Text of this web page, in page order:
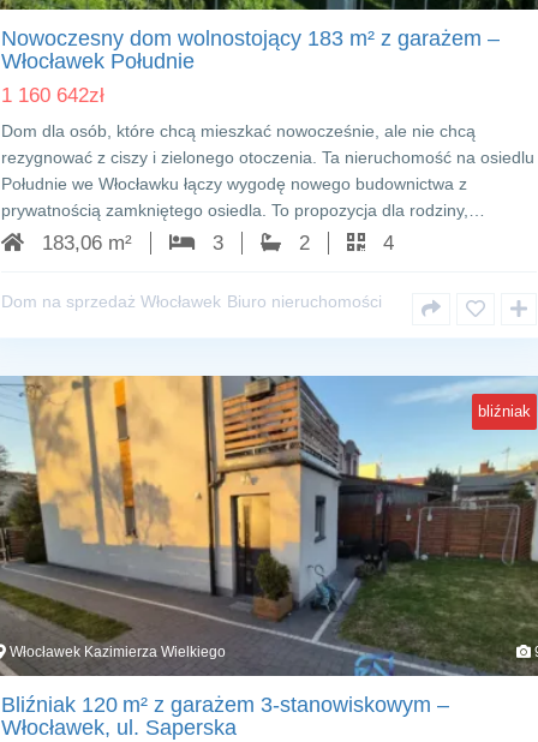
Nowoczesny dom wolnostojący 183 m² z garażem –
Włocławek Południe
1 160 642zł
Dom dla osób, które chcą mieszkać nowocześnie, ale nie chcą
rezygnować z ciszy i zielonego otoczenia. Ta nieruchomość na osiedlu
Południe we Włocławku łączy wygodę nowego budownictwa z
prywatnością zamkniętego osiedla. To propozycja dla rodziny,…
183,06 m² 3 2 4
Dom na sprzedaż Włocławek Biuro nieruchomości
bliźniak
Włocławek Kazimierza Wielkiego
Bliźniak 120 m² z garażem 3‑stanowiskowym –
Włocławek, ul. Saperska